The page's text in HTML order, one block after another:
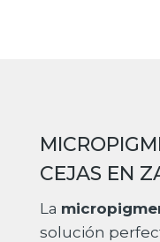
CEJAS EN
La
solución